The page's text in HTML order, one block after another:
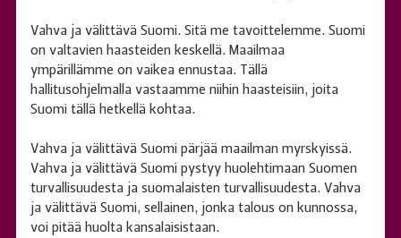
Vahva ja välittävä Suomi. Sitä me tavoittelemme. Suomi
on valtavien haasteiden keskellä. Maailmaa
ympärillämme on vaikea ennustaa. Tällä
hallitusohjelmalla vastaamme niihin haasteisiin, joita
Suomi tällä hetkellä kohtaa.
Vahva ja välittävä Suomi pärjää maailman myrskyissä.
Vahva ja välittävä Suomi pystyy huolehtimaan Suomen
turvallisuudesta ja suomalaisten turvallisuudesta. Vahva
ja välittävä Suomi, sellainen, jonka talous on kunnossa,
voi pitää huolta kansalaisistaan.